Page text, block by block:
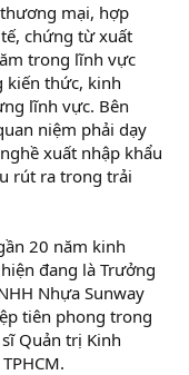
mại, hợp
chứng từ xuất
trong lĩnh vực
kiến thức, kinh
lĩnh vực. Bên
niệm phải dạy
xuất nhập khẩu
rút ra trong trải
20 năm kinh
đang là Trưởng
Nhựa Sunway
tiên phong trong
Quản trị Kinh